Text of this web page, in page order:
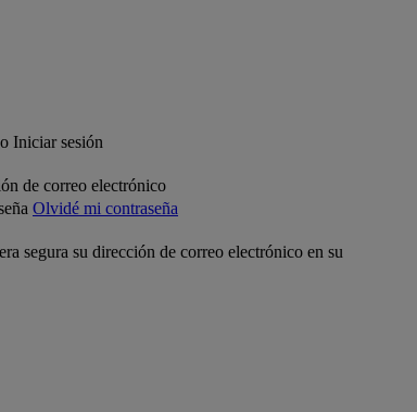
Iniciar sesión
de correo electrónico
Olvidé mi contraseña
segura su dirección de correo electrónico en su